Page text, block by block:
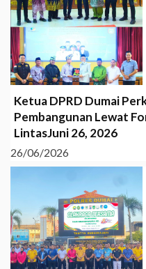
Ketua DPRD Dumai
Pembangunan Lewat
LintasJuni 26, 2026
26/06/2026